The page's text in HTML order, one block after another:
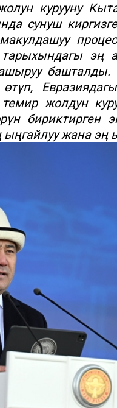
курууну
сунуш
эң
темир жолдун
бириктирген
ыңгайлуу жана